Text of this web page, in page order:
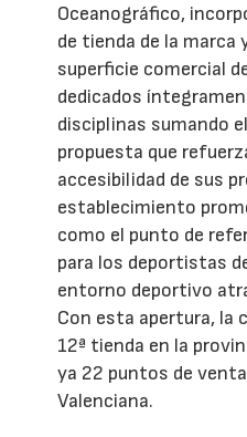
Oceanográfico,
de tienda de la marca
superficie comercial
dedicados
disciplinas sumando
propuesta que
accesibilidad de sus
establecimiento
como el punto de
para los deportistas
entorno deportivo
Con esta apertura, la
12ª tienda en la
ya 22 puntos de
Valenciana.